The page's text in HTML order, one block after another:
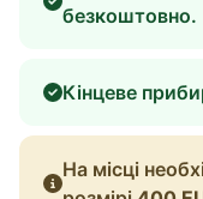
безкоштовно.
Кінцеве
На місці